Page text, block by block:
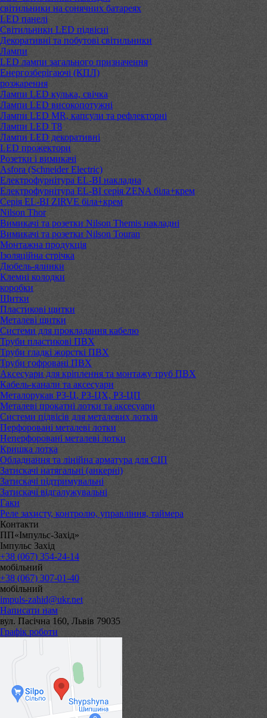
світильники на сонячних батареях
LED панелі
Світильники LED підвісні
Декоративні та побутові світильники
Лампи
LED лампи загального призначення
Енергозберігаючі (КПЛ)
розжарення
Лампи LED кулька, свічка
Лампи LED високопотужні
Лампи LED MR, капсули та рефлекторні
Лампи LED Т8
Лампи LED декоративні
LED прожектори
Розетки і вимикачі
Asfora (Schneider Electric)
Електрофурнітура EL-BI накладна
Електрофурнітура EL-BI серія ZENA біла+крем
Серія EL-BI ZIRVE біла+крем
Nilson Thor
Вимикачі та розетки Nilson Themis накладні
Вимикачі та розетки Nilson Touran
Монтажна продукція
Ізоляційна стрічка
Дюбель-ялинки
Клемні колодки
коробки
Щитки
Пластикові щитки
Металеві щитки
Системи для прокладання кабелю
Труби пластикові ПВХ
Труби гладкі жорсткі ПВХ
Труби гофровані ПВХ
Аксесуари для кріплення та монтажу труб ПВХ
Кабель-канали та аксесуари
Металорукав РЗ-Ц, РЗ-ЦХ, РЗ-ЦП
Металеві прокатні лотки та аксесуари
Системи підвісів для металевих лотків
Перфоровані металеві лотки
Неперфоровані металеві лотки
Кришка лотка
Обладнання та лінійна арматура для СІП
Затискачі натягальні (анкерні)
Затискачі підтримувальні
Затискачі відгалужувальні
Гаки
Реле захисту, контролю, управління, таймера
Контакти
ПП«Імпульс-Захід»
Імпульс Захід
+38 (067) 354-24-14
мобільний
+38 (067) 307-01-40
мобільний
impuls-zahid@ukr.net
Написати нам
вул. Пасічна 160, Львів 79035
Графік роботи